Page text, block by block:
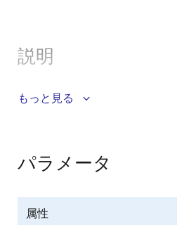
説明
The DA9213-A is a
suitable for powering FPGAs.
The input voltage range of
suitable for standard 5V
もっと見る
パラメータ
属性